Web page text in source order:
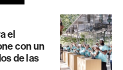
el
con un
de las